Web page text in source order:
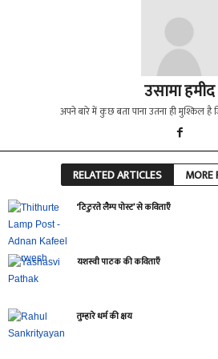
उसामा हमीद
अपने बारे में कुछ बता पाना उतना ही मुश्किल है
RELATED ARTICLES MORE
‘ठिठुरते लैम्प पोस्ट’ से कविताएँ
यशस्वी पाठक की कविताएँ
तुम्हारे धर्म की क्षय